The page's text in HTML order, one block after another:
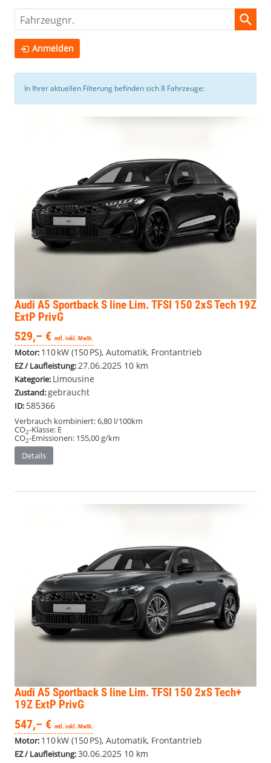
In Ihrer aktuellen Filterung befinden sich8 Fahrzeuge:
Audi A5 SportbackS line Lim. TFSI 150 2xS Tech 19Z
ExtP PrivG
529,– € mtl. inkl. MwSt.
Motor: 110 kW (150 PS), Automatik, Frontantrieb
EZ / Laufleistung:27.06.2025 10 km
Kategorie: Limousine
Zustand:gebraucht
ID: 585366
Verbrauch kombiniert:6,80 l/100km
CO2-Klasse: E
CO2-Emissionen: 155,00 g/km
Details
Audi A5 SportbackS line Lim. TFSI 150 2xS Tech+
19Z ExtP PrivG
547,– € mtl. inkl. MwSt.
Motor: 110 kW (150 PS), Automatik, Frontantrieb
EZ / Laufleistung:30.06.2025 10 km
Fahrzeugnr.
Anmelden